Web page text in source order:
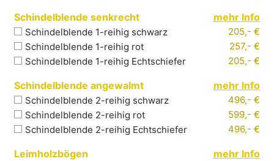
Schindelblende senkrecht mehr Info
Schindelblende 1-reihig schwarz
205,- €
Schindelblende 1-reihig rot
257,- €
Schindelblende 1-reihig Echtschiefer 205,- €
Schindelblende angewalmt mehr Info
Schindelblende 2-reihig schwarz
496,- €
Schindelblende 2-reihig rot
599,- €
Schindelblende 2-reihig Echtschiefer 496,- €
Leimholzbögen mehr Info